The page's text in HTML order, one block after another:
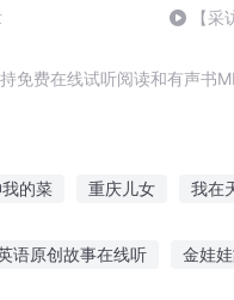
【
免费在线试听阅读和有声书
的菜 重庆儿女 我在
语原创故事在线听 金娃